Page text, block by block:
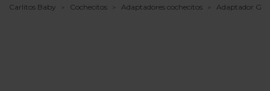
Carlitos Baby Cochecitos Adaptadores cochecitos Adaptador